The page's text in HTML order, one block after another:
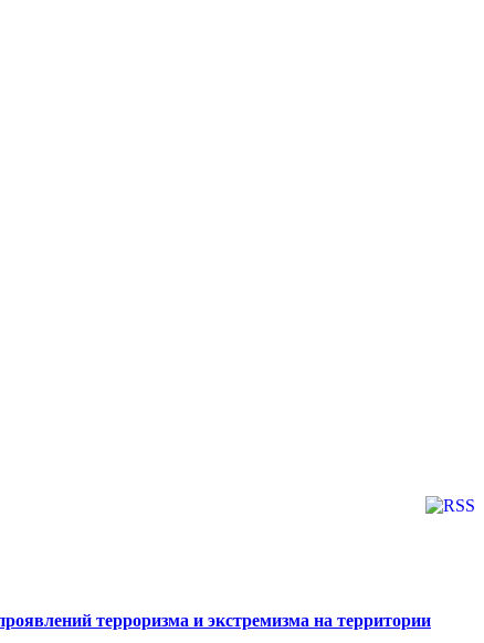
терроризма и экстремизма на территории